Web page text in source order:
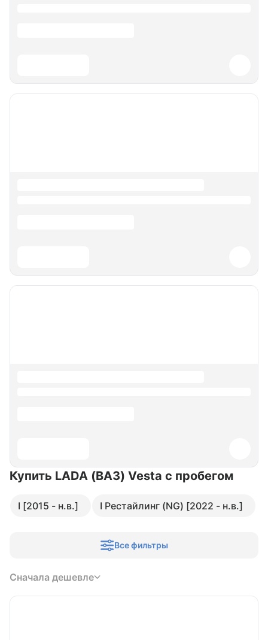
Купить LADA (ВАЗ) Vesta с пробегом
I [2015 - н.в.] I Рестайлинг (NG) [2022 - н.в.]
Все фильтры
Сначала дешевле